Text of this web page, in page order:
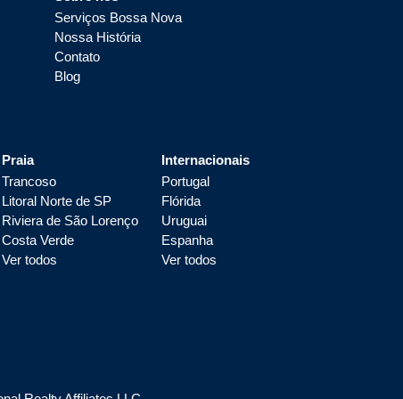
Serviços Bossa Nova
Nossa História
Contato
Blog
Praia
Trancoso
Litoral Norte de SP
Riviera de São Lorenço
Costa Verde
Ver todos
Internacionais
Portugal
Flórida
Uruguai
Espanha
Ver todos